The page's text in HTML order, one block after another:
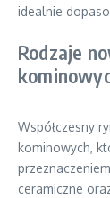
idealnie
Rodzaje
Współczesny
kominowych,
ceramiczne